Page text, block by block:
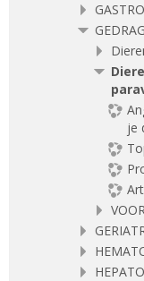
GEDRAG
je